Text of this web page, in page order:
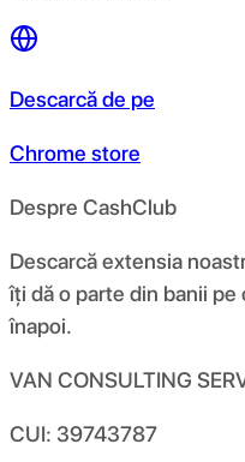
Descarcă de pe
Chrome store
Despre CashClub
Descarcă extensia
îți dă o parte din banii
înapoi.
VAN CONSULTING
CUI: 39743787